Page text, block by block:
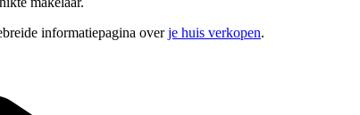
informatiepagina overje huis verkopen.